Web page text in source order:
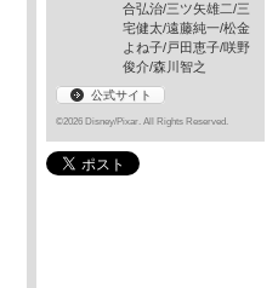
合弘治/三ツ矢雄二/三
宅健太/遠藤純一/松金
よね子/戸田恵子/咲野
俊介/森川智之
公式サイト
©2026 Disney/Pixar. All Rights Reserved.